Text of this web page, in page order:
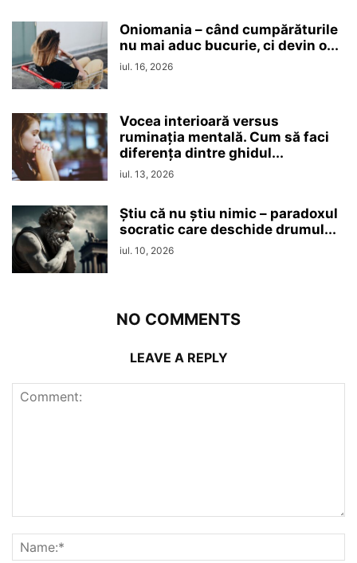
Oniomania – când cumpărăturile
nu mai aduc bucurie, ci devin o...
iul. 16, 2026
Vocea interioară versus
ruminaţia mentală. Cum să faci
diferența dintre ghidul...
iul. 13, 2026
Ştiu că nu ştiu nimic – paradoxul
socratic care deschide drumul...
iul. 10, 2026
NO COMMENTS
LEAVE A REPLY